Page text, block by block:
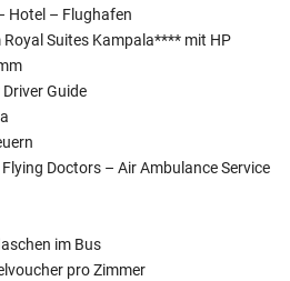
Hotel – Flughafen
Suites Kampala**** mit HP
Guide
Doctors – Air Ambulance Service
im Bus
pro Zimmer